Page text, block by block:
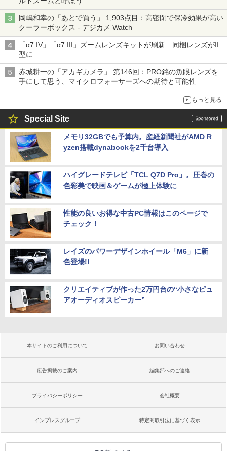
岡嶋和幸の「あとで買う」 1,903点目：高密閉で保冷効果が高い
クーラーボックス - デジカメ Watch
「α7 IV」「α7 III」ズームレンズキットが刷新 同梱レンズがII
型に
赤城耕一の「アカギカメラ」 第146回：PRO銘の魚眼レンズを
手にして思う、マイクロフォーサーズへの期待と可能性
もっと見る
Special Site
メモリ32GBでも予算内。産経新聞社がAMD R
yzen搭載dynabookを2千台導入
ハイグレードテレビ「TCL Q7D Pro」。圧巻の
色彩美で映画＆ゲームが極上体験に
性能の良いお得な中古PC情報はこのページで
チェック！
レイズのパワーデザインホイール「M6」に新
色登場!!
クリエイティブが作った2万円台の“小さなピュ
アオーディオスピーカー”
本サイトのご利用について お問い合わせ
広告掲載のご案内 編集部へのご連絡
プライバシーポリシー 会社概要
インプレスグループ 特定商取引法に基づく表示